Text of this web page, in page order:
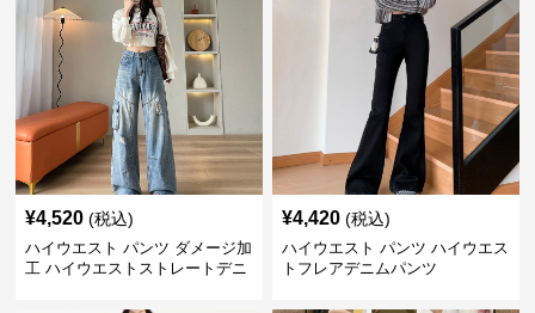
¥4,520 (税込)
ハイウエスト パンツ ダメージ加
工 ハイウエストストレートデニ
¥4,420 (税込)
ハイウエスト パンツ ハイウエス
トフレアデニムパンツ